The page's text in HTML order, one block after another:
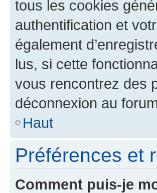
tous les cookies
authentification et
également
lus, si cette
vous rencontrez des
déconnexion au
Haut
Préférences et
Comment puis-je